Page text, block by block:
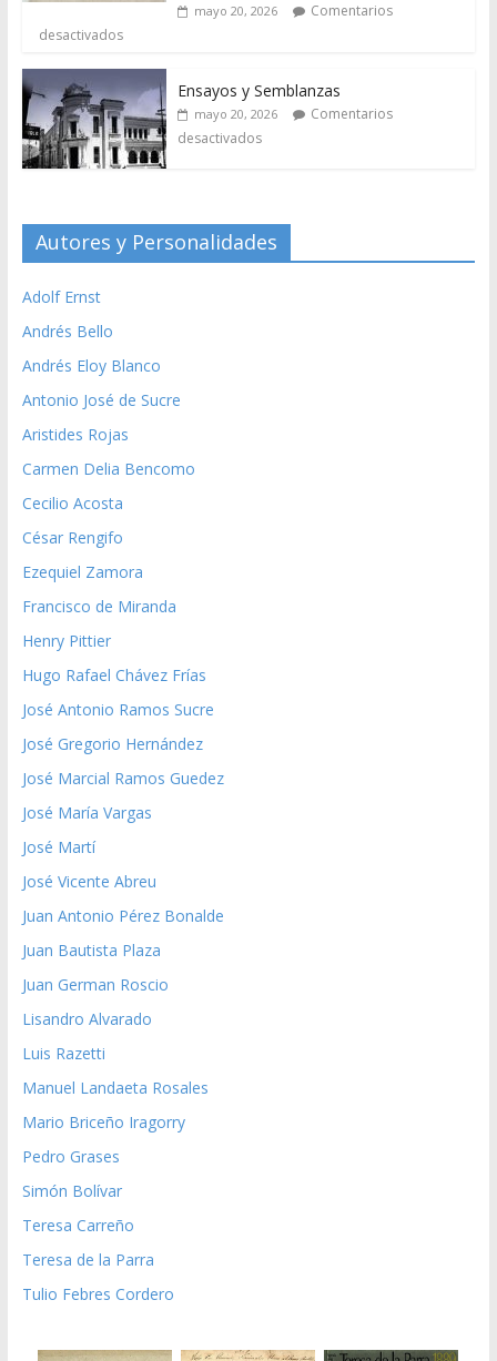
mayo 20, 2026
Comentarios
desactivados
Ensayos y Semblanzas
mayo 20, 2026
Comentarios
desactivados
Autores y Personalidades
Adolf Ernst
Andrés Bello
Andrés Eloy Blanco
Antonio José de Sucre
Aristides Rojas
Carmen Delia Bencomo
Cecilio Acosta
César Rengifo
Ezequiel Zamora
Francisco de Miranda
Henry Pittier
Hugo Rafael Chávez Frías
José Antonio Ramos Sucre
José Gregorio Hernández
José Marcial Ramos Guedez
José María Vargas
José Martí
José Vicente Abreu
Juan Antonio Pérez Bonalde
Juan Bautista Plaza
Juan German Roscio
Lisandro Alvarado
Luis Razetti
Manuel Landaeta Rosales
Mario Briceño Iragorry
Pedro Grases
Simón Bolívar
Teresa Carreño
Teresa de la Parra
Tulio Febres Cordero